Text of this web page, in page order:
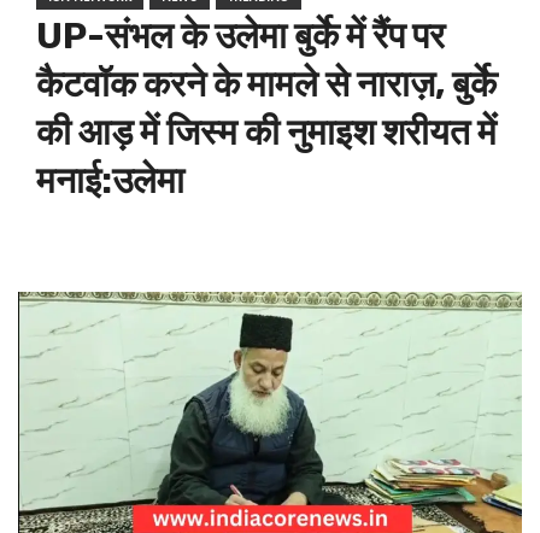
UP-संभल के उलेमा बुर्के में रैंप पर
कैटवॉक करने के मामले से नाराज़, बुर्के
की आड़ में जिस्म की नुमाइश शरीयत में
मनाई:उलेमा